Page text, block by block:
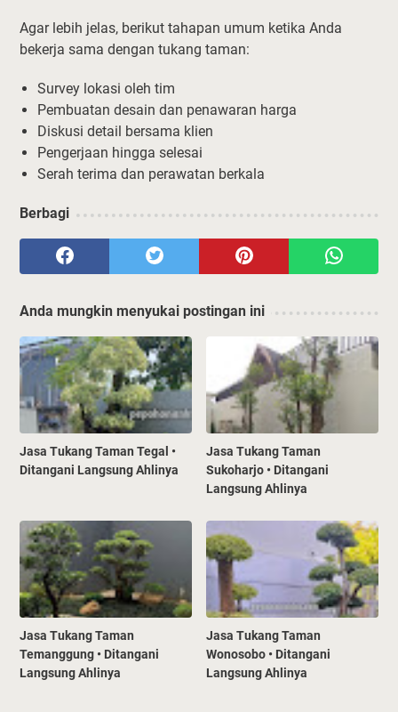
Agar lebih jelas, berikut tahapan umum ketika Anda
bekerja sama dengan tukang taman:
Survey lokasi oleh tim
Pembuatan desain dan penawaran harga
Diskusi detail bersama klien
Pengerjaan hingga selesai
Serah terima dan perawatan berkala
Berbagi
Anda mungkin menyukai postingan ini
Jasa Tukang Taman Tegal •
Ditangani Langsung Ahlinya
Jasa Tukang Taman
Sukoharjo • Ditangani
Langsung Ahlinya
Jasa Tukang Taman
Temanggung • Ditangani
Langsung Ahlinya
Jasa Tukang Taman
Wonosobo • Ditangani
Langsung Ahlinya